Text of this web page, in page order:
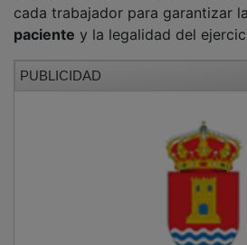
pacientey la legalidad del